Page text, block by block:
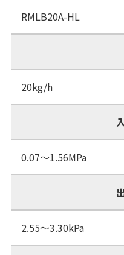
RMLB20A-HL
20kg/h
0.07～1.56MPa
2.55～3.30kPa